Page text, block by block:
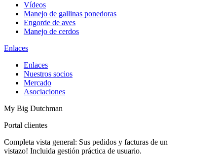
Vídeos
Manejo de gallinas ponedoras
Engorde de aves
Manejo de cerdos
Enlaces
Enlaces
Nuestros socios
Mercado
Asociaciones
My Big Dutchman
Portal clientes
Completa vista general: Sus pedidos y facturas de un
vistazo! Incluida gestión práctica de usuario.